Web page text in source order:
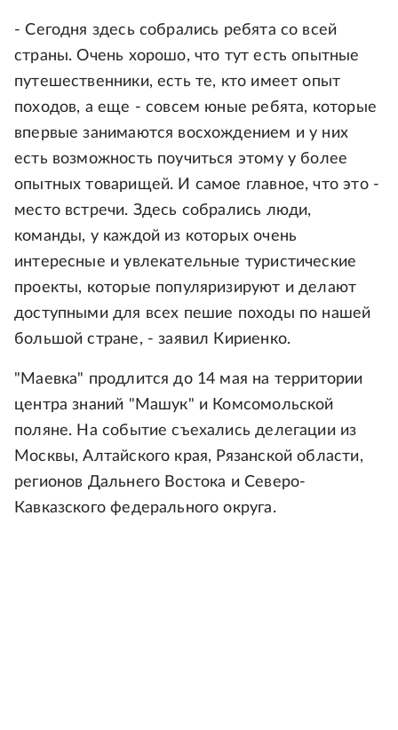
- Сегодня здесь собрались ребята со всей
страны. Очень хорошо, что тут есть опытные
путешественники, есть те, кто имеет опыт
походов, а еще - совсем юные ребята, которые
впервые занимаются восхождением и у них
есть возможность поучиться этому у более
опытных товарищей. И самое главное, что это -
место встречи. Здесь собрались люди,
команды, у каждой из которых очень
интересные и увлекательные туристические
проекты, которые популяризируют и делают
доступными для всех пешие походы по нашей
большой стране, - заявил Кириенко.
"Маевка" продлится до 14 мая на территории
центра знаний "Машук" и Комсомольской
поляне. На событие съехались делегации из
Москвы, Алтайского края, Рязанской области,
регионов Дальнего Востока и Северо-
Кавказского федерального округа.